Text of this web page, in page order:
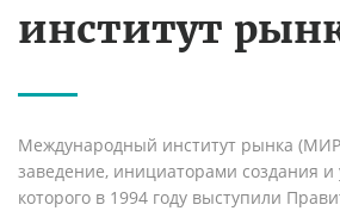
институт
Международный институт рынка
заведение, инициаторами создания
которого в 1994 году выступили